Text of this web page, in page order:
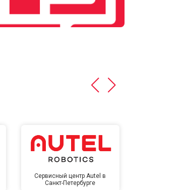
Сервисный центр Autel в
Санкт-Петербурге